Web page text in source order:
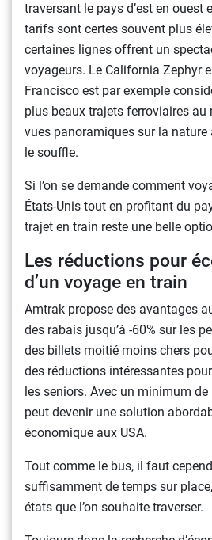
traversant le pays d’est en ouest
tarifs sont certes souvent plus
certaines lignes offrent un
voyageurs. Le California Zephyr
Francisco est par exemple
plus beaux trajets ferroviaires au
vues panoramiques sur la nature
le souffle.
Si l’on se demande comment
États-Unis tout en profitant du
trajet en train reste une belle
Les réductions pour
d’un voyage en train
Amtrak propose des avantages
des rabais jusqu’à -60% sur les
des billets moitié moins chers
des réductions intéressantes
les seniors. Avec un minimum
peut devenir une solution
économique aux USA.
Tout comme le bus, il faut
suffisamment de temps sur
états que l’on souhaite traverser.